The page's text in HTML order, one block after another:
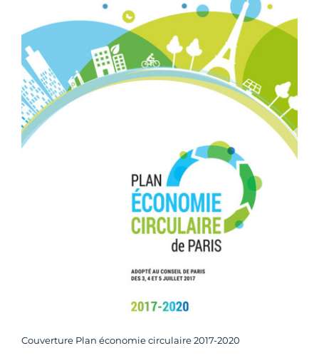
Couverture Plan économie circulaire 2017-2020